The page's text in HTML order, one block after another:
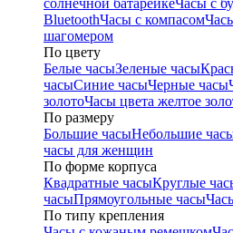
солнечной батарейкеЧасы с
BluetoothЧасы с компасом
шагомером
По цвету
Белые часыЗеленые часы
часыСиние часыЧерные часы
золотоЧасы цвета желтое
По размеру
Большие часыНебольшие
часы для женщин
По форме корпуса
Квадратные часыКруглые
часыПрямоугольные часы
По типу крепления